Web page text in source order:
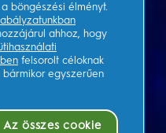
böngészési élményt.
ahhoz, hogy
felsorolt céloknak
egyszerűen
Az összes cookie